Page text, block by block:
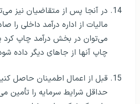
در آنجا پس از متقاضیان نیز
مالیات از اداره درآمد داخلی را
می‌توان در بخش درآمد چاپ کرد
چاپ آنها از جاهای دیگر داده
قبل از اعمال اطمینان حاصل